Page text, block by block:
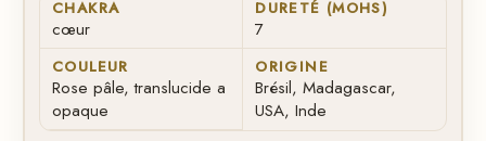
CHAKRA
cœur
DURETÉ (MOHS)
7
COULEUR
Rose pâle, translucide a
opaque
ORIGINE
Brésil, Madagascar,
USA, Inde